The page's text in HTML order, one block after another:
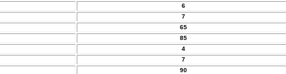
6
7
65
85
4
7
90